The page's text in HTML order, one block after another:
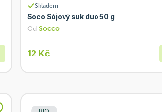
Skladem
Soco Sójový suk duo 50 g
OdSocco
12 Kč